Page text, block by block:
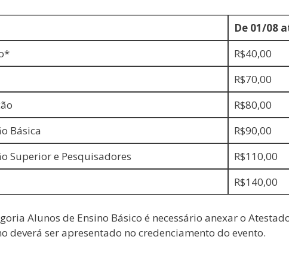
De 01/08
R$40,00
R$70,00
R$80,00
Básica
R$90,00
Superior e Pesquisadores
R$110,00
R$140,00
Alunos de Ensino Básico é necessário anexar o
deverá ser apresentado no credenciamento do evento.